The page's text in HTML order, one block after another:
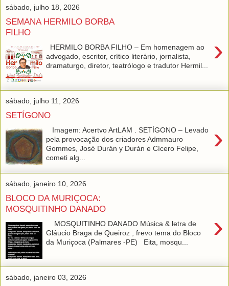
sábado, julho 18, 2026
SEMANA HERMILO BORBA
FILHO
›
HERMILO BORBA FILHO – Em homenagem ao
advogado, escritor, crítico literário, jornalista,
dramaturgo, diretor, teatrólogo e tradutor Hermil...
sábado, julho 11, 2026
SETÍGONO
›
Imagem: Acertvo ArtLAM . SETÍGONO – Levado
pela provocação dos criadores Admmauro
Gommes, José Durán y Durán e Cícero Felipe,
cometi alg...
sábado, janeiro 10, 2026
BLOCO DA MURIÇOCA:
MOSQUITINHO DANADO
›
MOSQUITINHO DANADO Música & letra de
Gláucio Braga de Queiroz , frevo tema do Bloco
da Muriçoca (Palmares -PE) Eita, mosqu...
sábado, janeiro 03, 2026